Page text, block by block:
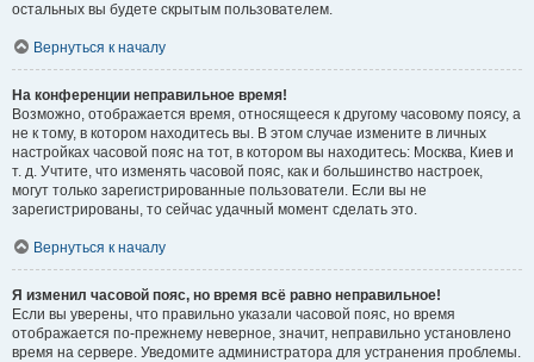
остальных вы будете скрытым пользователем.
Вернуться к началу
На конференции неправильное время!
Возможно, отображается время, относящееся к другому часовому поясу, а
не к тому, в котором находитесь вы. В этом случае измените в личных
настройках часовой пояс на тот, в котором вы находитесь: Москва, Киев и
т. д. Учтите, что изменять часовой пояс, как и большинство настроек,
могут только зарегистрированные пользователи. Если вы не
зарегистрированы, то сейчас удачный момент сделать это.
Вернуться к началу
Я изменил часовой пояс, но время всё равно неправильное!
Если вы уверены, что правильно указали часовой пояс, но время
отображается по-прежнему неверное, значит, неправильно установлено
время на сервере. Уведомите администратора для устранения проблемы.